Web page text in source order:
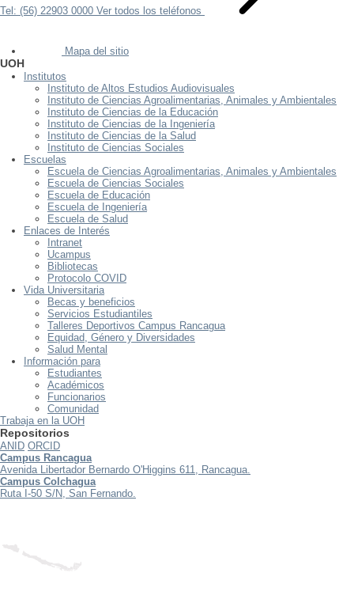
Tel: (56) 22903 0000 Ver todos los teléfonos
Mapa del sitio
UOH
Institutos
Instituto de Altos Estudios Audiovisuales
Instituto de Ciencias Agroalimentarias, Animales y Ambientales
Instituto de Ciencias de la Educación
Instituto de Ciencias de la Ingeniería
Instituto de Ciencias de la Salud
Instituto de Ciencias Sociales
Escuelas
Escuela de Ciencias Agroalimentarias, Animales y Ambientales
Escuela de Ciencias Sociales
Escuela de Educación
Escuela de Ingeniería
Escuela de Salud
Enlaces de Interés
Intranet
Ucampus
Bibliotecas
Protocolo COVID
Vida Universitaria
Becas y beneficios
Servicios Estudiantiles
Talleres Deportivos Campus Rancagua
Equidad, Género y Diversidades
Salud Mental
Información para
Estudiantes
Académicos
Funcionarios
Comunidad
Trabaja en la UOH
Repositorios
ANID ORCID
Campus Rancagua
Avenida Libertador Bernardo O'Higgins 611, Rancagua.
Campus Colchagua
Ruta I-50 S/N, San Fernando.